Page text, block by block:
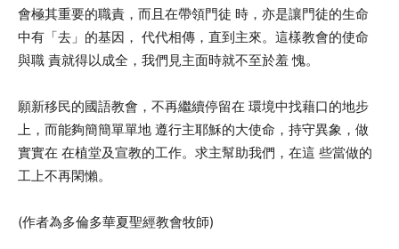
會極其重要的職責，而且在帶領門徒 時，亦是讓門徒的生命
中有「去」的基因， 代代相傳，直到主來。這樣教會的使命
與職 責就得以成全，我們見主面時就不至於羞 愧。
願新移民的國語教會，不再繼續停留在 環境中找藉口的地步
上，而能夠簡簡單單地 遵行主耶穌的大使命，持守異象，做
實實在 在植堂及宣教的工作。求主幫助我們，在這 些當做的
工上不再閑懶。
(作者為多倫多華夏聖經教會牧師)